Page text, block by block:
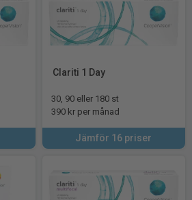
Clariti 1 Day
30, 90 eller 180 st
390 kr per månad
Jämför 16 priser